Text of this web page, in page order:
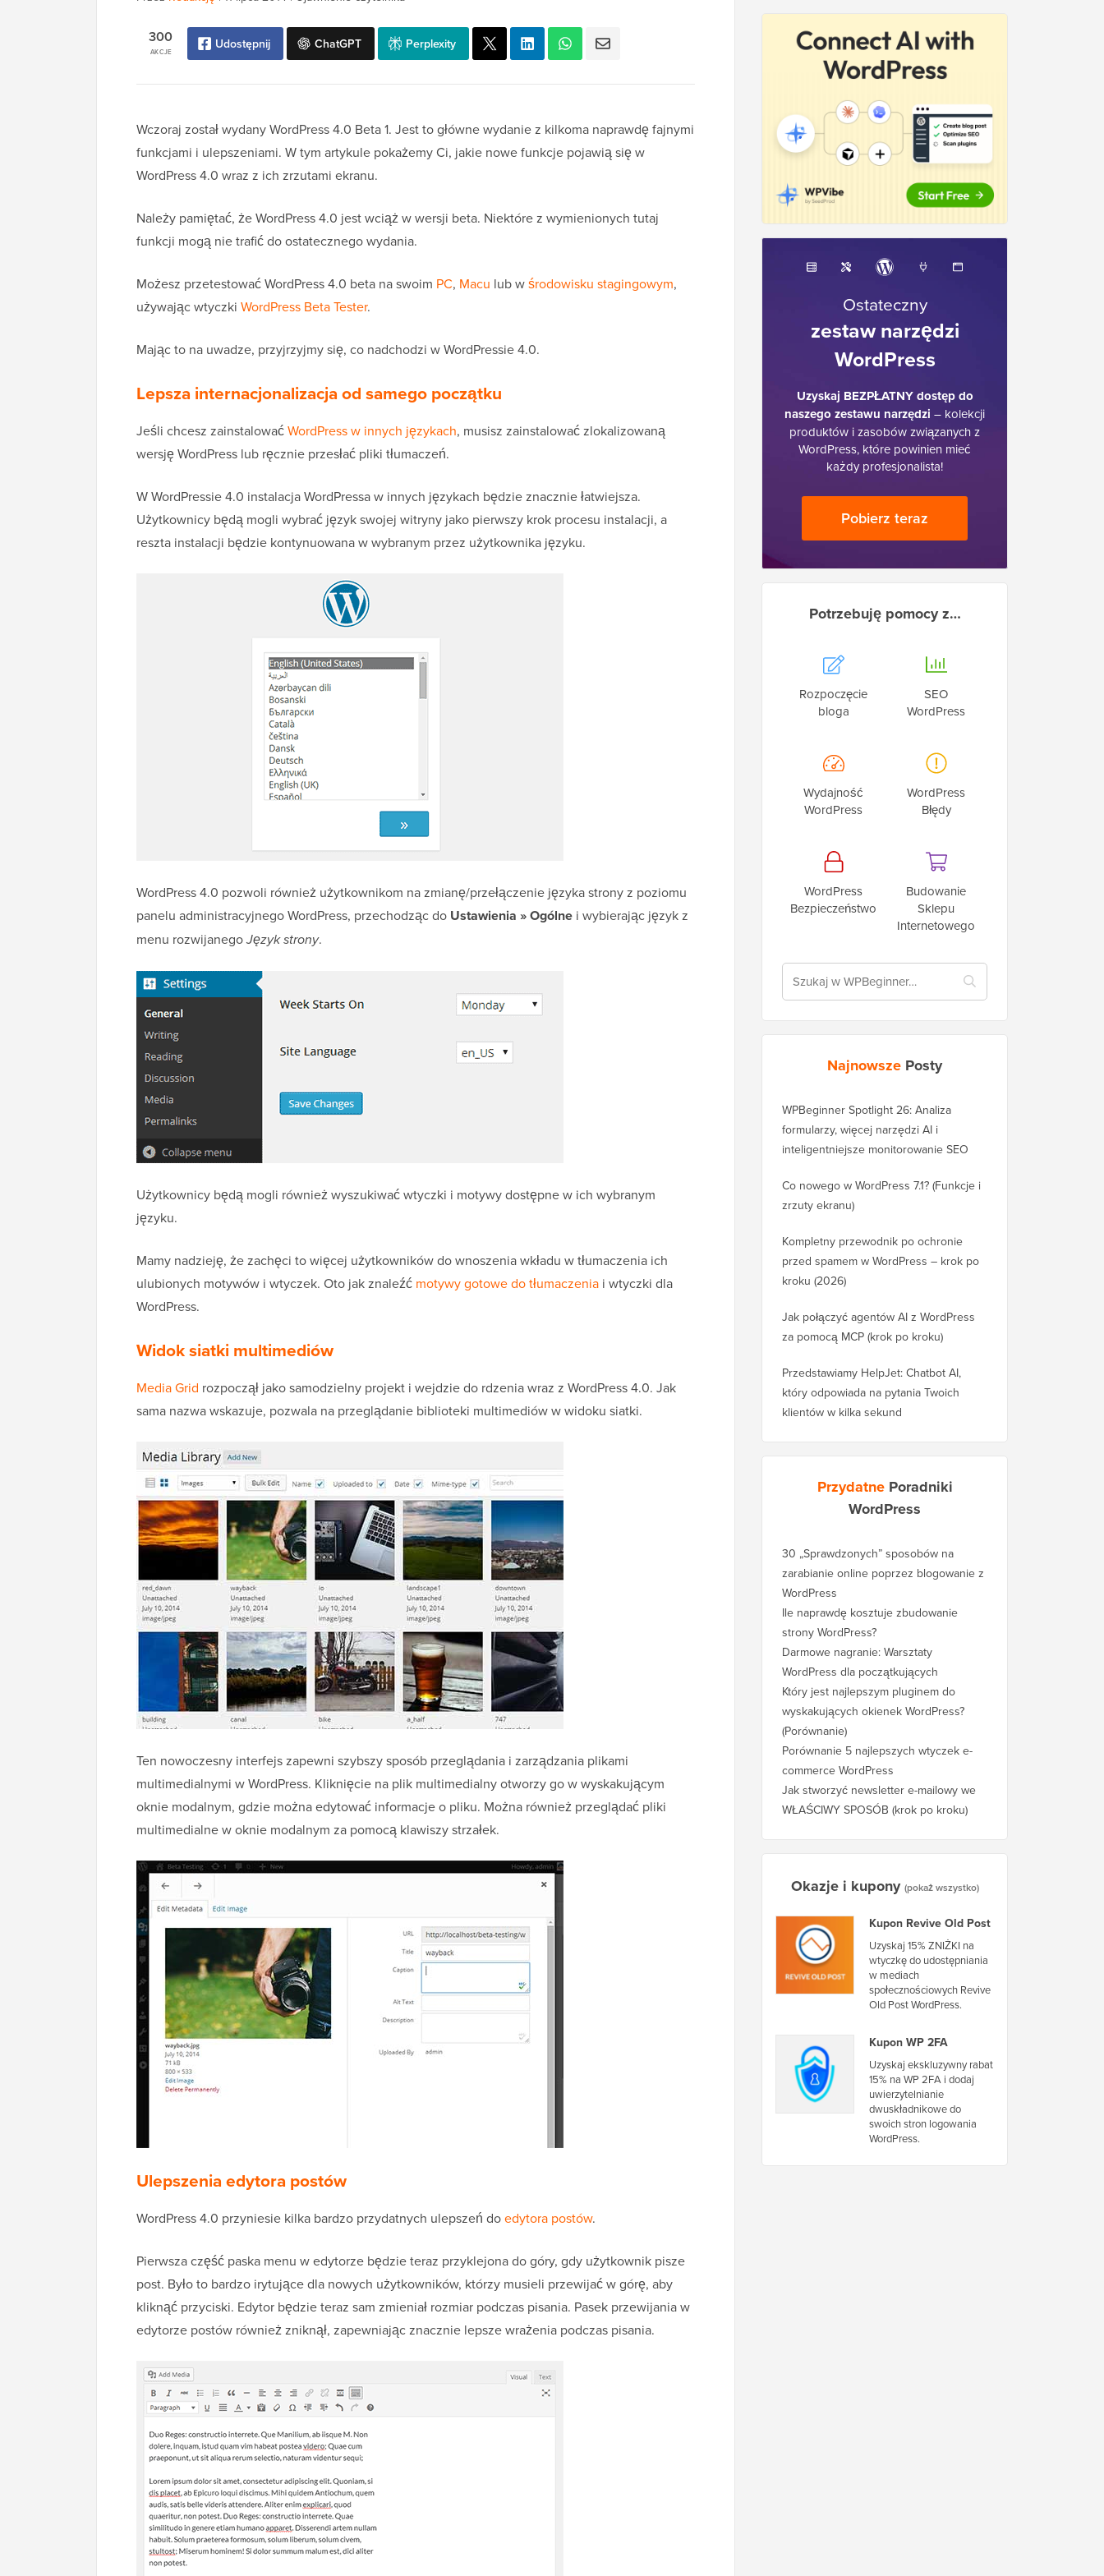
AKCJE
300 Udostępnij ChatGPT Perplexity
Wczoraj został wydany WordPress 4.0 Beta 1. Jest to główne wydanie z kilkoma naprawdę fajnymi
funkcjami i ulepszeniami. W tym artykule pokażemy Ci, jakie nowe funkcje pojawią się w
WordPress 4.0 wraz z ich zrzutami ekranu.
Należy pamiętać, że WordPress 4.0 jest wciąż w wersji beta. Niektóre z wymienionych tutaj
funkcji mogą nie trafić do ostatecznego wydania.
Możesz przetestować WordPress 4.0 beta na swoim PC, Macu lub wśrodowisku stagingowym,
używając wtyczki WordPress Beta Tester.
Mając to na uwadze, przyjrzyjmy się, co nadchodzi w WordPressie 4.0.
Lepsza internacjonalizacja od samego początku
Jeśli chcesz zainstalowaćWordPress w innych językach, musisz zainstalować zlokalizowaną
wersję WordPress lub ręcznie przesłać pliki tłumaczeń.
W WordPressie 4.0 instalacja WordPressa w innych językach będzie znacznie łatwiejsza.
Użytkownicy będą mogli wybrać język swojej witryny jako pierwszy krok procesu instalacji, a
reszta instalacji będzie kontynuowana w wybranym przez użytkownika języku.
WordPress 4.0 pozwoli również użytkownikom na zmianę/przełączenie języka strony z poziomu
panelu administracyjnego WordPress, przechodząc do Ustawienia » Ogólne i wybierając język z
menu rozwijanegoJęzyk strony.
Użytkownicy będą mogli również wyszukiwać wtyczki i motywy dostępne w ich wybranym
języku.
Mamy nadzieję, że zachęci to więcej użytkowników do wnoszenia wkładu w tłumaczenia ich
ulubionych motywów i wtyczek. Oto jak znaleźć motywy gotowe do tłumaczenia i wtyczki dla
WordPress.
Widok siatki multimediów
Media Grid rozpoczął jako samodzielny projekt i wejdzie do rdzenia wraz z WordPress 4.0. Jak
sama nazwa wskazuje, pozwala na przeglądanie biblioteki multimediów w widoku siatki.
Ten nowoczesny interfejs zapewni szybszy sposób przeglądania i zarządzania plikami
multimedialnymi w WordPress. Kliknięcie na plik multimedialny otworzy go w wyskakującym
oknie modalnym, gdzie można edytować informacje o pliku. Można również przeglądać pliki
multimedialne w oknie modalnym za pomocą klawiszy strzałek.
Ulepszenia edytora postów
WordPress 4.0 przyniesie kilka bardzo przydatnych ulepszeń doedytora postów.
Pierwsza część paska menu w edytorze będzie teraz przyklejona do góry, gdy użytkownik pisze
post. Było to bardzo irytujące dla nowych użytkowników, którzy musieli przewijać w górę, aby
kliknąć przyciski. Edytor będzie teraz sam zmieniał rozmiar podczas pisania. Pasek przewijania w
edytorze postów również zniknął, zapewniając znacznie lepsze wrażenia podczas pisania.
Ostateczny
zestaw narzędzi
WordPress
Uzyskaj BEZPŁATNY dostęp do
naszego zestawu narzędzi – kolekcji
produktów i zasobów związanych z
WordPress, które powinien mieć
każdy profesjonalista!
Pobierz teraz
Potrzebuję pomocy z…
Rozpoczęcie
bloga
SEO
WordPress
Wydajność
WordPress
WordPress
Błędy
WordPress
Bezpieczeństwo
Budowanie
Sklepu
Internetowego
Najnowsze Posty
WPBeginner Spotlight 26: Analiza
formularzy, więcej narzędzi AI i
inteligentniejsze monitorowanie SEO
Co nowego w WordPress 7.1? (Funkcje i
zrzuty ekranu)
Kompletny przewodnik po ochronie
przed spamem w WordPress – krok po
kroku (2026)
Jak połączyć agentów AI z WordPress
za pomocą MCP (krok po kroku)
Przedstawiamy HelpJet: Chatbot AI,
który odpowiada na pytania Twoich
klientów w kilka sekund
Przydatne Poradniki
WordPress
30 „Sprawdzonych” sposobów na
zarabianie online poprzez blogowanie z
WordPress
Ile naprawdę kosztuje zbudowanie
strony WordPress?
Darmowe nagranie: Warsztaty
WordPress dla początkujących
Który jest najlepszym pluginem do
wyskakujących okienek WordPress?
(Porównanie)
Porównanie 5 najlepszych wtyczek e-
commerce WordPress
Jak stworzyć newsletter e-mailowy we
WŁAŚCIWY SPOSÓB (krok po kroku)
Okazje i kupony (pokaż wszystko)
Kupon Revive Old Post
Uzyskaj 15% ZNIŻKI na
wtyczkę do udostępniania
w mediach
społecznościowych Revive
Old Post WordPress.
Kupon WP 2FA
Uzyskaj ekskluzywny rabat
15% na WP 2FA i dodaj
uwierzytelnianie
dwuskładnikowe do
swoich stron logowania
WordPress.